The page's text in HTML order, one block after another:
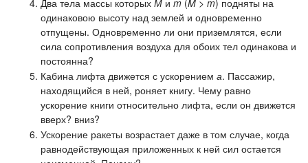
одинаковою высоту над землей и одновременно
отпущены. Одновременно ли они приземлятся, если
сила сопротивления воздуха для обоих тел одинакова и
постоянна?
Кабина лифта движется с ускорением а. Пассажир,
находящийся в ней, роняет книгу. Чему равно
ускорение книги относительно лифта, если он движется
вверх? вниз?
Ускорение ракеты возрастает даже в том случае, когда
равнодействующая приложенных к ней сил остается